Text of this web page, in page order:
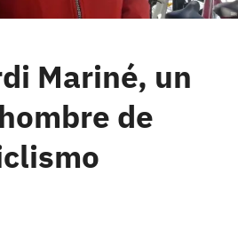
GroupsMariné, un
de